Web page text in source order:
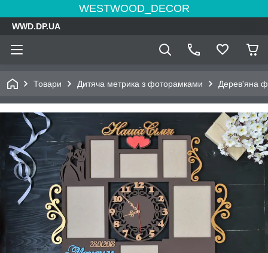
WESTWOOD_DECOR
WWD.DP.UA
Товари Дитяча метрика з фоторамками Дерев'яна